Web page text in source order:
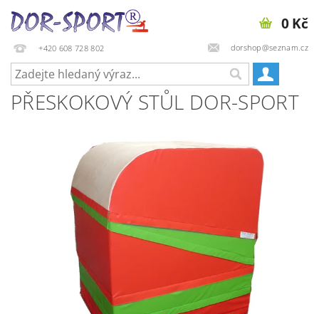
+420 608 728 802 dorshop@seznam.cz
0 Kč
PŘESKOKOVÝ STŮL DOR-SPORT